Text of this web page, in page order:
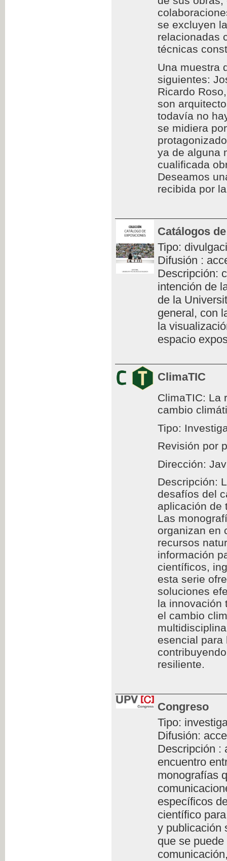
se excluyen
relacionadas
técnicas
Una muestra
siguientes:
Ricardo
son
todavía no
se midiera
ya de alguna
cualificada
Deseamos
recibida por
Catálogos
Tipo:
Difusión :
Descripción:
intención de
de la
general, con
la
espacio
ClimaTIC
ClimaTIC: La
cambio
Tipo:
Revisión por
Dirección:
Descripción:
desafíos del
aplicación de
Las
organizan en
recursos
información
científicos,
esta serie
soluciones
la innovación
el cambio
esencial para
resiliente.
Congreso
Tipo:
Difusión:
Descripción :
encuentro
monografías
específicos
científico
y publicación
que se